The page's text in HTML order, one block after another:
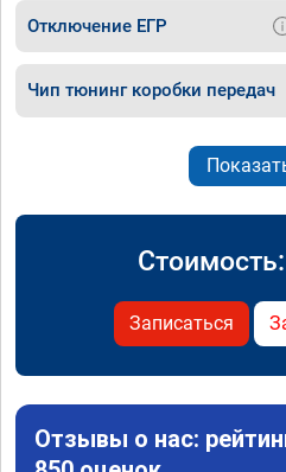
Отключение ЕГР
Чип тюнинг коробки передач
Стоимость:
Записаться
Отзывы о нас: